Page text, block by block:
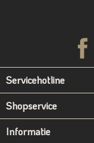
Servicehotline
Shopservice
Informatie